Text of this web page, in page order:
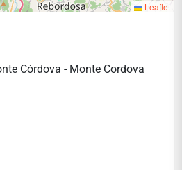
Leaflet
Córdova - Monte Cordova